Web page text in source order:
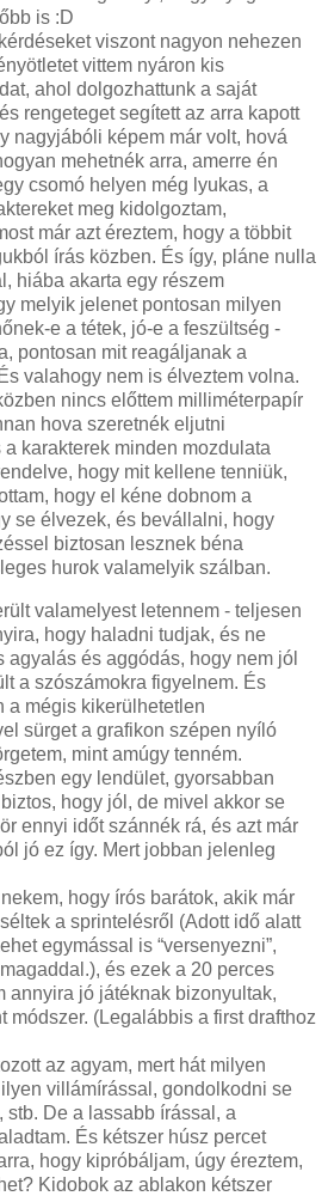
is :D
viszont nagyon nehezen
vittem nyáron kis
ahol dolgozhattunk a saját
rengeteget segített az arra kapott
nagyjábóli képem már volt, hová
mehetnék arra, amerre én
csomó helyen még lyukas, a
meg kidolgoztam,
már azt éreztem, hogy a többit
írás közben. És így, pláne nulla
hiába akarta egy részem
melyik jelenet pontosan milyen
e a tétek, jó-e a feszültség -
pontosan mit reagáljanak a
valahogy nem is élveztem volna.
nincs előttem milliméterpapír
hova szeretnék eljutni
karakterek minden mozdulata
hogy mit kellene tenniük,
hogy el kéne dobnom a
se élvezek, és bevállalni, hogy
biztosan lesznek béna
hurok valamelyik szálban.
valamelyest letennem - teljesen
hogy haladni tudjak, és ne
agyalás és aggódás, hogy nem jól
a szószámokra figyelnem. És
a mégis kikerülhetetlen
sürget a grafikon szépen nyíló
mint amúgy tenném.
egy lendület, gyorsabban
hogy jól, de mivel akkor se
ennyi időt szánnék rá, és azt már
jó ez így. Mert jobban jelenleg
hogy írós barátok, akik már
a sprintelésről (Adott idő alatt
egymással is “versenyezni”,
és ezek a 20 perces
annyira jó játéknak bizonyultak,
módszer. (Legalábbis a first drafthoz
az agyam, mert hát milyen
villámírással, gondolkodni se
stb. De a lassabb írással, a
És kétszer húsz percet
hogy kipróbáljam, úgy éreztem,
Kidobok az ablakon kétszer